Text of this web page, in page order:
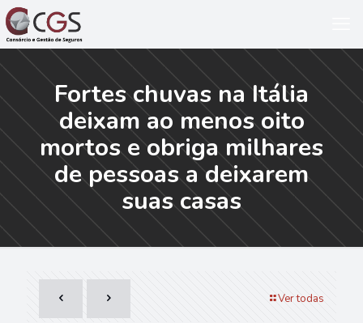
Fortes chuvas na Itália
deixam ao menos oito
mortos e obriga milhares
de pessoas a deixarem
suas casas
Ver todas